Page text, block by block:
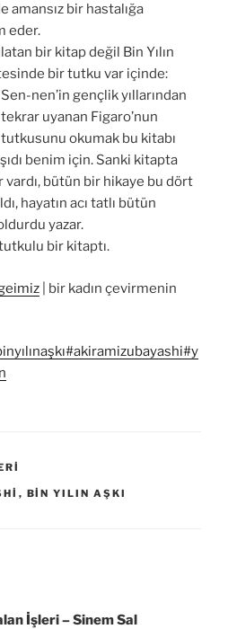
bir hastalığa
eder.
bir kitap değil Bin Yılın
bir tutku var içinde:
nen’in gençlik yıllarından
uyanan Figaro’nun
okumak bu kitabı
benim için. Sanki kitapta
bütün bir hikaye bu dört
hayatın acı tatlı bütün
yazar.
bir kitaptı.
| bir kadın çevirmenin
#akiramizubayashi#y
, BIN YILIN AŞKI
İşleri – Sinem Sal